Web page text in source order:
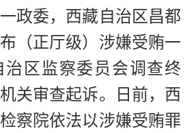
政委，西藏自治区昌都
（正厅级）涉嫌受贿一
治区监察委员会调查终
关审查起诉。日前，西
察院依法以涉嫌受贿罪